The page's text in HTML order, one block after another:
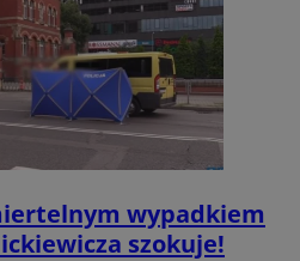
wypadkiem
szokuje!